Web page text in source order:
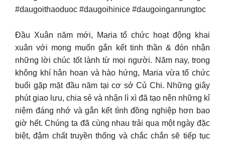
#daugoithaoduoc #daugoihinice #daugoinganrungtoc
Đầu Xuân năm mới, Maria tổ chức hoạt động khai
xuân với mong muốn gắn kết tinh thần & đón nhận
những lời chúc tốt lành từ mọi người. Năm nay, trong
không khí hân hoan và hào hứng, Maria vừa tổ chức
buổi gặp mặt đầu năm tại cơ sở Củ Chi. Những giây
phút giao lưu, chia sẻ và nhận lì xì đã tạo nên những kỉ
niệm đáng nhớ và gắn kết tình đồng nghiệp hơn bao
giờ hết. Chúng ta đã cùng nhau trải qua một ngày đặc
biệt, đậm chất truyền thống và chắc chắn sẽ tiếp tục